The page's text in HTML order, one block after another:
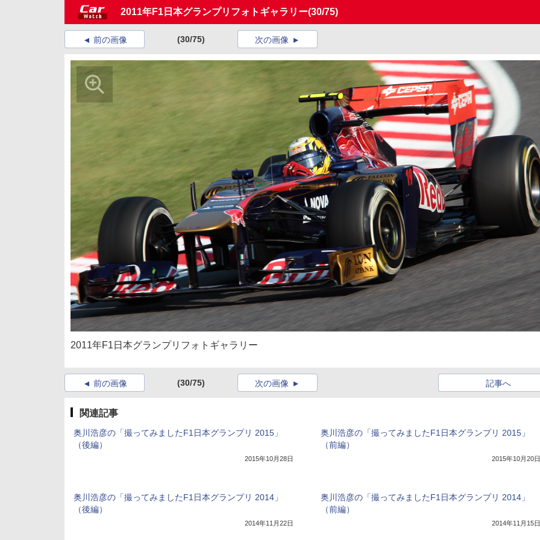
2011年F1日本グランプリフォトギャラリー(30/75)
前の画像 (30/75) 次の画像
2011年F1日本グランプリフォトギャラリー
前の画像 (30/75) 記事へ
次の画像
関連記事
奥川浩彦の「撮ってみましたF1日本グランプリ 2015」
（後編）
2015年10月28日
奥川浩彦の「撮ってみましたF1日本グランプリ 2015」
（前編）
2015年10月20日
奥川浩彦の「撮ってみましたF1日本グランプリ 2014」
（後編）
2014年11月22日
奥川浩彦の「撮ってみましたF1日本グランプリ 2014」
（前編）
2014年11月15日